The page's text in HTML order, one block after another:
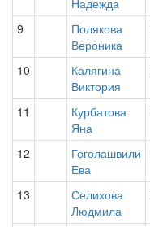
Надежда
9
Полякова
Вероника
10
Калягина
Виктория
11
Курбатова
Яна
12
Гоголашвили
Ева
13
Селихова
Людмила